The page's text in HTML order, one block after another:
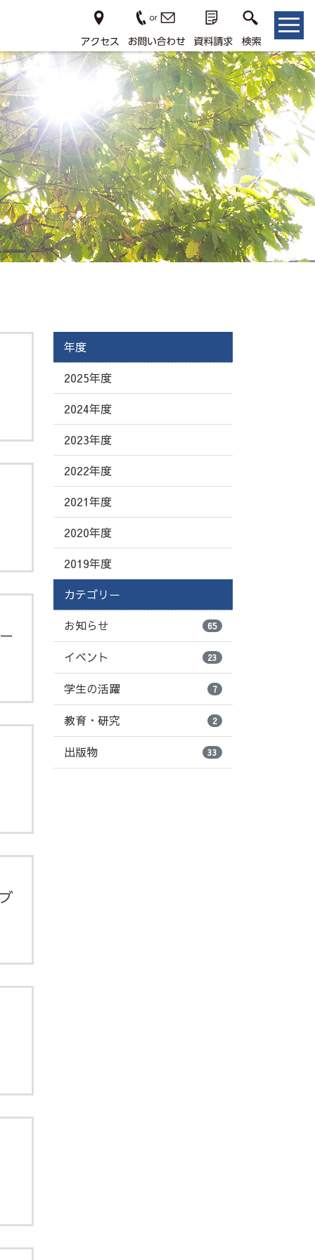
年度
2025年度
2024年度
2023年度
2022年度
2021年度
2020年度
2019年度
カテゴリー
お知らせ 65
イベント 23
学生の活躍 7
教育・研究 2
出版物 33